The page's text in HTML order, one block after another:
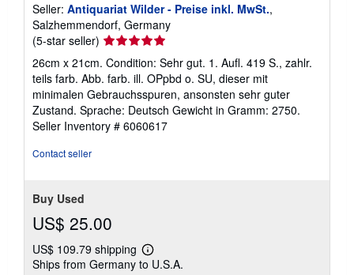
Seller: Antiquariat Wilder - Preise inkl. MwSt.,
Salzhemmendorf, Germany
(5-star seller) Seller
rating
5
out
of
5
stars
26cm x 21cm. Condition: Sehr gut. 1. Aufl. 419 S., zahlr.
teils farb. Abb. farb. ill. OPpbd o. SU, dieser mit
minimalen Gebrauchsspuren, ansonsten sehr guter
Zustand. Sprache: Deutsch Gewicht in Gramm: 2750.
Seller Inventory # 6060617
Contact seller
Buy Used
US$ 25.00
US$ 109.79 shipping
Learn
more
Ships from Germany to U.S.A.